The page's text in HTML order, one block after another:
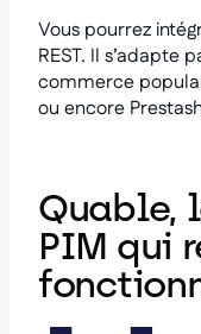
Vous pourrez
REST. Il s’adapte
commerce
ou encore
Quable,
PIM qui